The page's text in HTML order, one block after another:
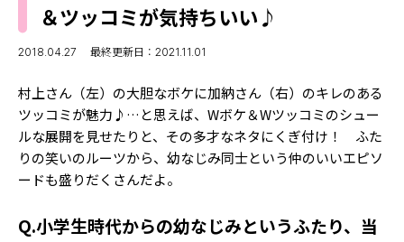
お悩み相談
TikTok
Instagram
YouTube
FORTUNE
ゲッターズ飯田
MISS SEVENTEEN
バックナンバー
＆ツッコミが気持ちいい♪
2018.04.27 最終更新日：2021.11.01
村上さん（左）の大胆なボケに加納さん（右）のキレのある
ツッコミが魅力♪…と思えば、Wボケ＆Wツッコミのシュー
ルな展開を見せたりと、その多才なネタにくぎ付け！ ふた
りの笑いのルーツから、幼なじみ同士という仲のいいエピソ
ードも盛りだくさんだよ。
Q.小学生時代からの幼なじみというふたり、当